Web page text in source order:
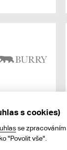
s cookies)
se
"Povolit vše".